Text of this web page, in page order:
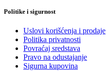
Politike i sigurnost
Uslovi korišćenja i prodaje
Politika privatnosti
Povraćaj sredstava
Pravo na odustajanje
Sigurna kupovina